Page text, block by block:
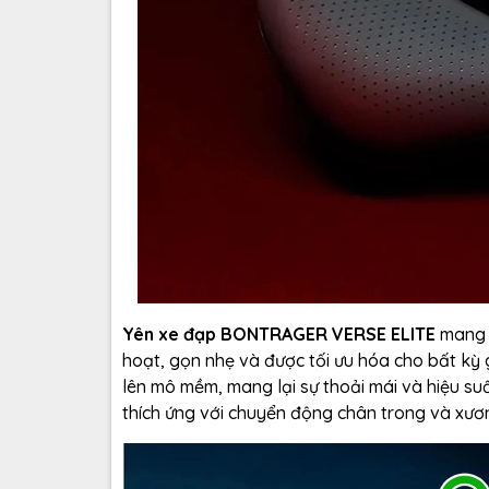
Yên xe đạp BONTRAGER VERSE ELITE
hoạt, gọn nhẹ và được tối ưu hóa cho bất kỳ
lên mô mềm, mang lại sự thoải mái và hiệu
thích ứng với chuyển động chân trong và